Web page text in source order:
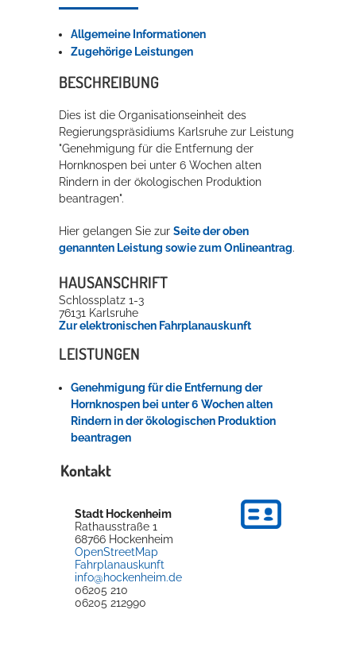
Rathaus
Service
Konzerte, Tagungen und vieles mehr
Die Stadthalle Hockenheim bietet den perfekten Standort für Events
Erleben in Hockenheim
Spaß unter prickelnden Wasserfällen, das rauschende Meer im
Sprudelliege im Solebecken?
Allgemeine Informationen
Zugehörige Leistungen
BESCHREIBUNG
Dies ist die Organisationseinheit des
Regierungspräsidiums Karlsruhe zur Leistung
"Genehmigung für die Entfernung der
Hornknospen bei unter 6 Wochen alten
Rindern in der ökologischen Produktion
beantragen".
Hier gelangen Sie zur Seite der oben
genannten Leistung sowie zum Onlineantrag.
HAUSANSCHRIFT
Schlossplatz 1-3
76131 Karlsruhe
Zur elektronischen Fahrplanauskunft
LEISTUNGEN
Genehmigung für die Entfernung der
Hornknospen bei unter 6 Wochen alten
Rindern in der ökologischen Produktion
beantragen
Kontakt
Stadt Hockenheim
Rathausstraße 1
68766 Hockenheim
OpenStreetMap
Fahrplanauskunft
info@hockenheim.de
06205 210
06205 212990